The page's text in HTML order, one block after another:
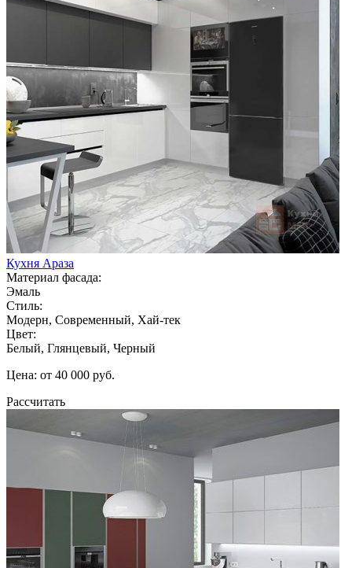
Кухня Араза
Материал фасада:
Эмаль
Стиль:
Модерн, Современный, Хай-тек
Цвет:
Белый, Глянцевый, Черный
Цена: от 40 000 руб.
Рассчитать